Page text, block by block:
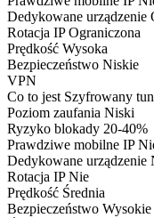
Dedykowane urządzenie
Rotacja IPOgraniczona
Prędkość Wysoka
Bezpieczeństwo Niskie
VPN
Co to jest Szyfrowany
Poziom zaufania Niski
Ryzyko blokady 20-40%
Prawdziwe mobilne IP
Dedykowane urządzenie
Rotacja IPNie
Prędkość Średnia
Bezpieczeństwo Wysokie